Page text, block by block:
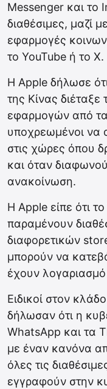
Messenger και το
διαθέσιμες, μαζί
εφαρμογές
το YouTube ή το X.
Η Apple δήλωσε
της Κίνας
εφαρμογών από τα
υποχρεωμένοι να
στις χώρες όπου
και όταν
ανακοίνωση.
Η Apple είπε ότι
παραμένουν
διαφορετικών
μπορούν να
έχουν
Ειδικοί στον
δήλωσαν ότι η
WhatsApp και τα
με έναν κανόνα
όλες τις
εγγραφούν στην